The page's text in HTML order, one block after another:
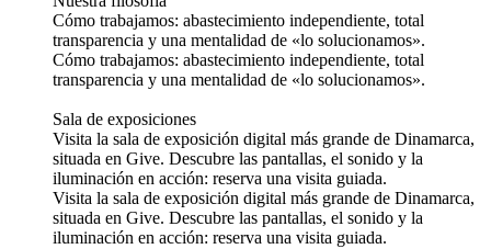
Cómo trabajamos: abastecimiento independiente, total
transparencia y una mentalidad de «lo solucionamos».
Cómo trabajamos: abastecimiento independiente, total
transparencia y una mentalidad de «lo solucionamos».
Sala de exposiciones
Visita la sala de exposición digital más grande de Dinamarca,
situada en Give. Descubre las pantallas, el sonido y la
iluminación en acción: reserva una visita guiada.
Visita la sala de exposición digital más grande de Dinamarca,
situada en Give. Descubre las pantallas, el sonido y la
iluminación en acción: reserva una visita guiada.